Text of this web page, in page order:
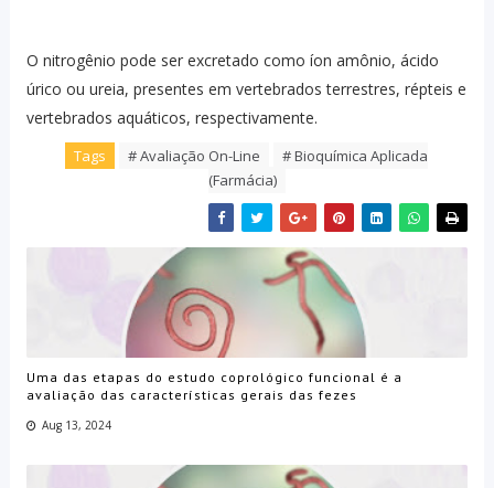
O nitrogênio pode ser excretado como íon amônio, ácido
úrico ou ureia, presentes em vertebrados terrestres, répteis e
vertebrados aquáticos, respectivamente.
Tags # Avaliação On-Line
# Bioquímica Aplicada
(Farmácia)
Uma das etapas do estudo coprológico funcional é a
avaliação das características gerais das fezes
Aug 13, 2024